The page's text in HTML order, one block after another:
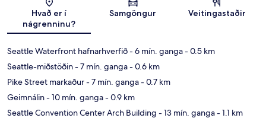
Kort
Hvað er í
nágrenninu?
Samgöngur Veitingastaðir
Seattle Waterfront hafnarhverfið- 6 mín. ganga- 0.5 km
Seattle-miðstöðin- 7 mín. ganga- 0.6 km
Pike Street markaður- 7 mín. ganga- 0.7 km
Geimnálin- 10 mín. ganga- 0.9 km
Seattle Convention Center Arch Building - 13 mín. ganga- 1.1 km